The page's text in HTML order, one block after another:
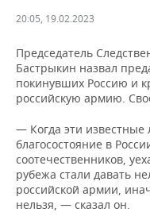
ДЕКЛАРАЦИИ О
КОРОЛИ
ВУЗЫ ТАТАРСТАНА
КОМУ
ТОРГОВЫЕ ЦЕНТРЫ
ТАТАРСТАНА
НОВОСТИ
ФИНАНСЫ
БАНКИ
БЮДЖЕТ
ИНВЕСТИЦИИ
ПРОМЫШЛЕННОСТЬ
НОВОСТИ
ПРОМЫШЛЕННОСТИ
АГРОПРОМ
МАШИНОСТРОЕНИЕ
НЕФТЕХИМИЯ
НЕДВИЖИМОСТЬ
НОВОСТИ
АВТО
НОВОСТИ АВТО
БИЗНЕС
НОВОСТИ БИЗНЕСА
РОЗНИЧНАЯ
ТЕХНОЛОГИИ
НОВОСТИ
МЕРОПРИЯТИЯ
20:05, 19.02.2023
Председатель
Бастрыкин назвал
покинувших Россию и
российскую армию.
— Когда эти известные
благосостояние в
соотечественников,
рубежа стали давать
российской армии,
нельзя, — сказал он.